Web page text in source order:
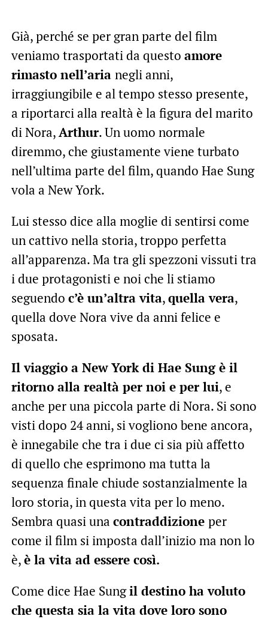
Già, perché se per gran parte del film
veniamo trasportati da questo amore
rimasto nell’aria negli anni,
irraggiungibile e al tempo stesso presente,
a riportarci alla realtà è la figura del marito
di Nora,Arthur. Un uomo normale
diremmo, che giustamente viene turbato
nell’ultima parte del film, quando Hae Sung
vola a New York.
Lui stesso dice alla moglie di sentirsi come
un cattivo nella storia, troppo perfetta
all’apparenza. Ma tra gli spezzoni vissuti tra
i due protagonisti e noi che li stiamo
seguendo c’è un’altra vita,quella vera,
quella dove Nora vive da anni felice e
sposata.
Il viaggio a New York di Hae Sung è il
ritorno alla realtà per noi e per lui, e
anche per una piccola parte di Nora. Si sono
visti dopo 24 anni, si vogliono bene ancora,
è innegabile che tra i due ci sia più affetto
di quello che esprimono ma tutta la
sequenza finale chiude sostanzialmente la
loro storia, in questa vita per lo meno.
Sembra quasi una contraddizione per
come il film si imposta dall’inizio ma non lo
è,è la vita ad essere così.
Come dice Hae Sungil destino ha voluto
che questa sia la vita dove loro sono